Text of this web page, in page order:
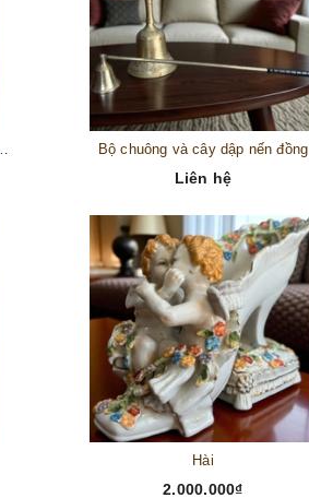
Bộ chuông và cây dập nến đồng
Liên hệ
Hài
2.000.000₫